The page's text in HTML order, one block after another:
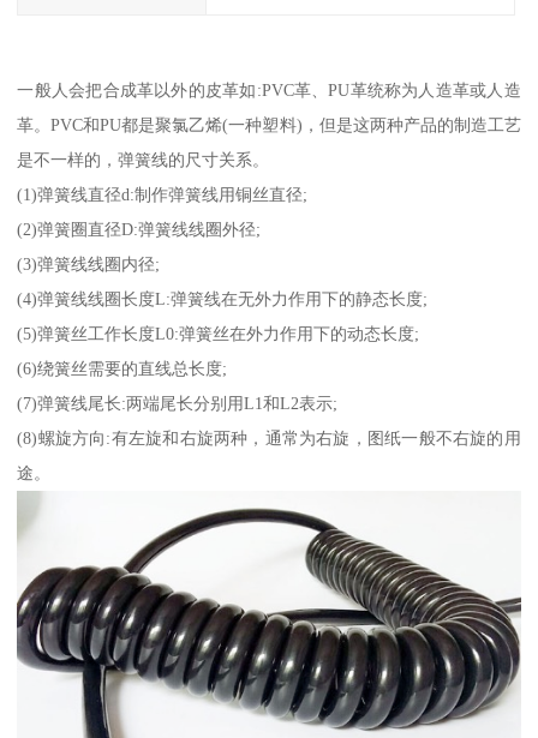
一般人会把合成革以外的皮革如:PVC革、PU革统称为人造革或人造
革。PVC和PU都是聚氯乙烯(一种塑料)，但是这两种产品的制造工艺
是不一样的，弹簧线的尺寸关系。
(1)弹簧线直径d:制作弹簧线用铜丝直径;
(2)弹簧圈直径D:弹簧线线圈外径;
(3)弹簧线线圈内径;
(4)弹簧线线圈长度L:弹簧线在无外力作用下的静态长度;
(5)弹簧丝工作长度L0:弹簧丝在外力作用下的动态长度;
(6)绕簧丝需要的直线总长度;
(7)弹簧线尾长:两端尾长分别用L1和L2表示;
(8)螺旋方向:有左旋和右旋两种，通常为右旋，图纸一般不右旋的用
途。